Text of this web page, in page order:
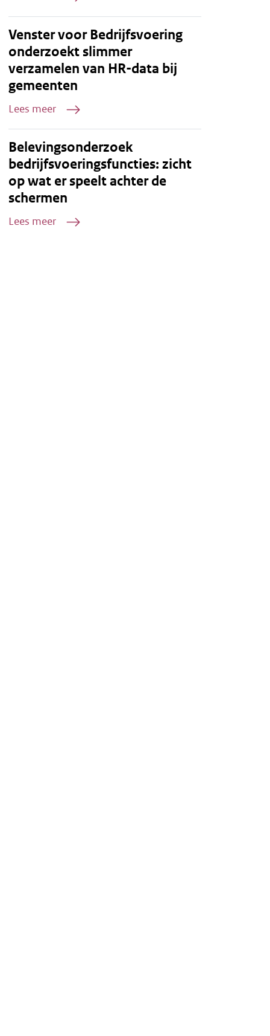
Venster voor Bedrijfsvoering
onderzoekt slimmer
verzamelen van HR-data bij
gemeenten
Lees meer
Belevingsonderzoek
bedrijfsvoeringsfuncties: zicht
op wat er speelt achter de
schermen
Lees meer